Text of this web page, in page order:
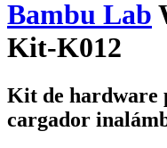
Bambu Lab
Kit-K012
Kit de hardware
cargador